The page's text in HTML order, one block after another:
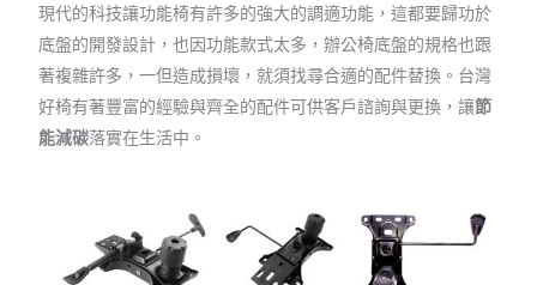
現代的科技讓功能椅有許多的強大的調適功能，這都要歸功於
底盤的開發設計，也因功能款式太多，辦公椅底盤的規格也跟
著複雜許多，一但造成損壞，就須找尋合適的配件替換。台灣
好椅有著豐富的經驗與齊全的配件可供客戶諮詢與更換，讓節
能減碳落實在生活中。